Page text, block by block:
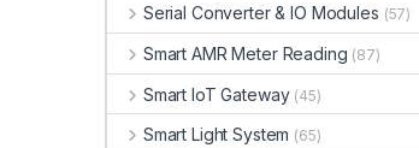
Serial Converter & IO Modules (57)
Smart AMR Meter Reading (87)
Smart IoT Gateway (45)
Smart Light System (65)